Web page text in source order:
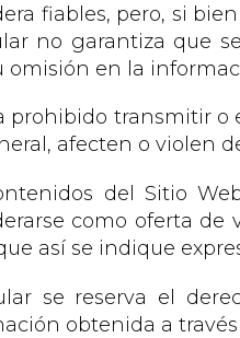
fiables, pero, si
no garantiza que
omisión en la
prohibido transmitir o
afecten o violen
del Sitio
como oferta
así se indique
se reserva el
obtenida a